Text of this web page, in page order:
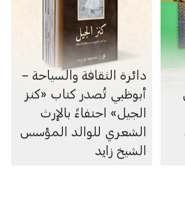
دائرة الثقافة والسياحة –
أبوظبي تُصدر كتاب «كنز
الجيل» احتفاءً بالإرث
الشعري للوالد المؤسس
الشيخ زايد